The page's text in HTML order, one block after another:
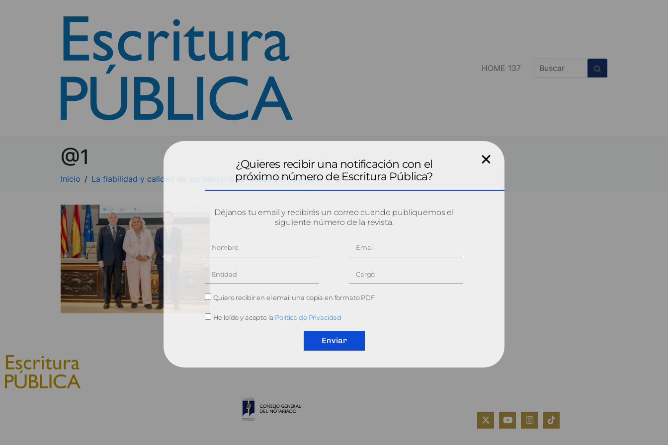
HOME 137
@1
Inicio La fiabilidad y calidad de los datos: III Jornadas Tecnológicas @1
QUIÉNES SOMOS
¿Quieres recibir una notificación con el
próximo número de Escritura Pública?
Déjanos tu email y recibirás un correo cuando publiquemos el
siguiente número de la revista.
Quiero recibir en el email una copia en formato PDF
He leído y acepto la Política de Privacidad
Enviar